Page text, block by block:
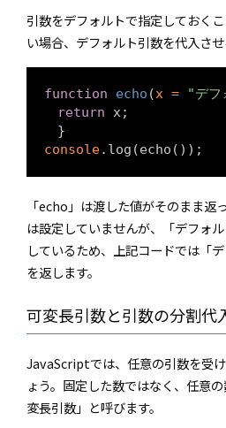
引数をデフォルトで指定しておく
い場合、デフォルト引数を代入させ
function echo (x = "デフ
return x;
console
「echo」は渡した値がそのまま返
は設定していませんが、「デフォ
しているため、上記コードでは「
を返します。
可変長引数と引数の分割代
JavaScriptでは、任意の引数を受
ょう。固定した数ではなく、任意
変長引数」と呼びます。